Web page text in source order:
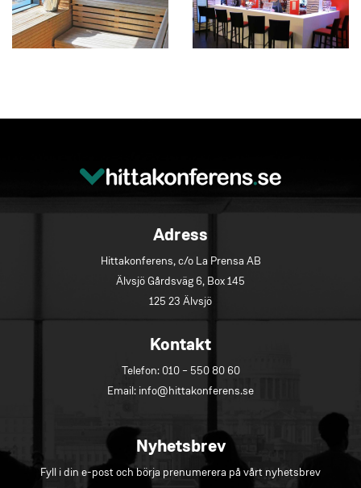
Adress
Hittakonferens, c/o La Prensa AB
Älvsjö Gårdsväg 6, Box 145
125 23 Älvsjö
Kontakt
Telefon: 010 – 550 80 60
Email: info@hittakonferens.se
Nyhetsbrev
Fyll i din e-post och börja prenumerera på vårt nyhetsbrev